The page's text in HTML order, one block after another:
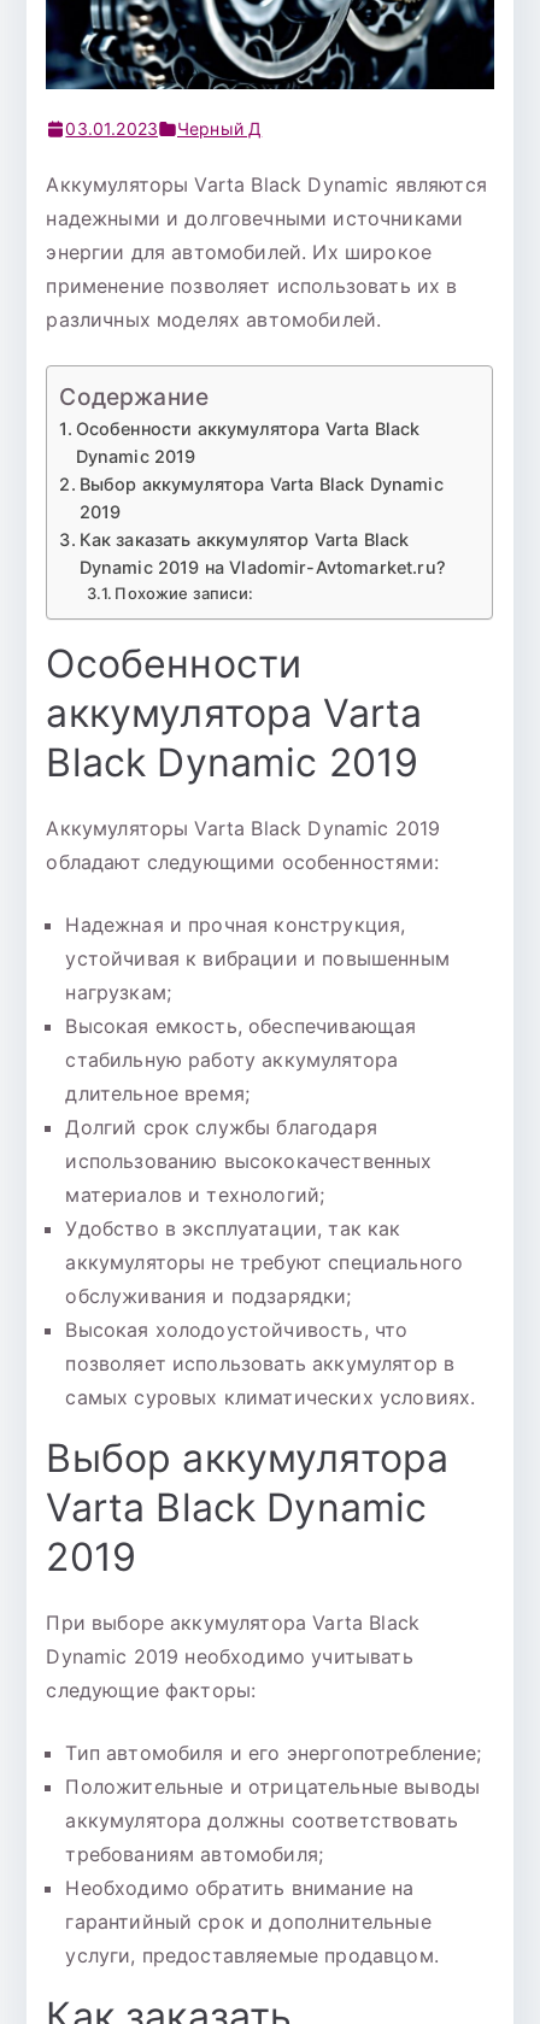
03.01.2023 Черный Д
Аккумуляторы Varta Black Dynamic являются
надежными и долговечными источниками
энергии для автомобилей. Их широкое
применение позволяет использовать их в
различных моделях автомобилей.
Содержание
Особенности аккумулятора Varta Black
Dynamic 2019
Выбор аккумулятора Varta Black Dynamic
2019
Как заказать аккумулятор Varta Black
Dynamic 2019 на Vladomir-Avtomarket.ru?
Похожие записи:
Особенности
аккумулятора Varta
Black Dynamic 2019
Аккумуляторы Varta Black Dynamic 2019
обладают следующими особенностями:
Надежная и прочная конструкция,
устойчивая к вибрации и повышенным
нагрузкам;
Высокая емкость, обеспечивающая
стабильную работу аккумулятора
длительное время;
Долгий срок службы благодаря
использованию высококачественных
материалов и технологий;
Удобство в эксплуатации, так как
аккумуляторы не требуют специального
обслуживания и подзарядки;
Высокая холодоустойчивость, что
позволяет использовать аккумулятор в
самых суровых климатических условиях.
Выбор аккумулятора
Varta Black Dynamic
2019
При выборе аккумулятора Varta Black
Dynamic 2019 необходимо учитывать
следующие факторы:
Тип автомобиля и его энергопотребление;
Положительные и отрицательные выводы
аккумулятора должны соответствовать
требованиям автомобиля;
Необходимо обратить внимание на
гарантийный срок и дополнительные
услуги, предоставляемые продавцом.